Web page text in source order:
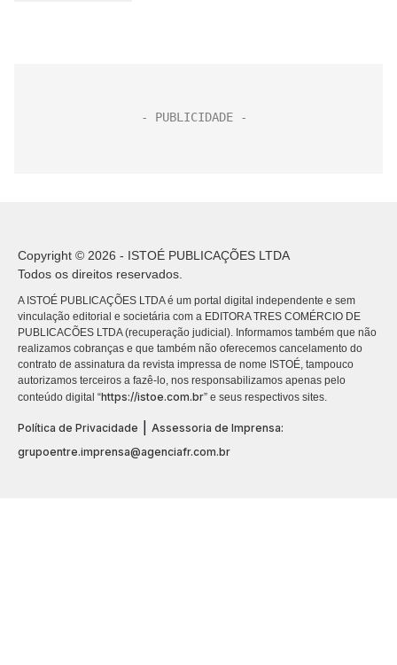
Copyright © 2026 - ISTOÉ PUBLICAÇÕES LTDA
Todos os direitos reservados.
A ISTOÉ PUBLICAÇÕES LTDA é um portal digital independente e sem
vinculação editorial e societária com a EDITORA TRES COMÉRCIO DE
PUBLICACÕES LTDA (recuperação judicial). Informamos também que não
realizamos cobranças e que também não oferecemos cancelamento do
contrato de assinatura da revista impressa de nome ISTOÉ, tampouco
autorizamos terceiros a fazê-lo, nos responsabilizamos apenas pelo
conteúdo digital “https://istoe.com.br” e seus respectivos sites.
Política de Privacidade
Assessoria de Imprensa:
grupoentre.imprensa@agenciafr.com.br